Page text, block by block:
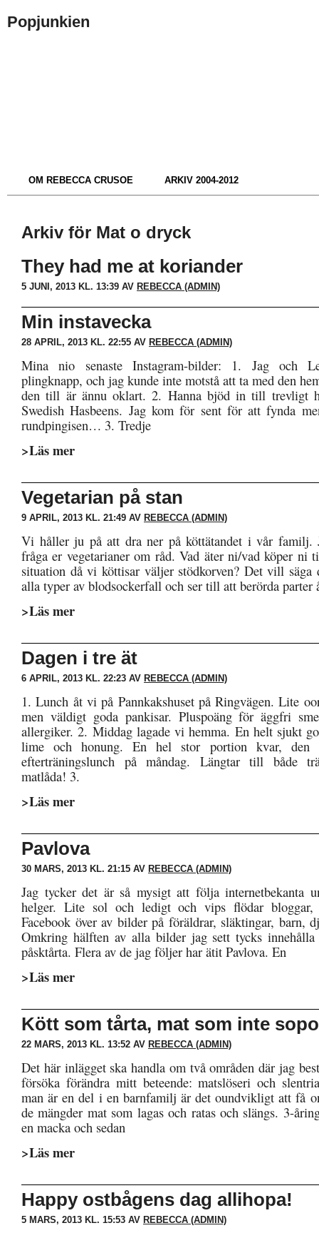
Popjunkien
OM REBECCA CRUSOE ARKIV 2004-2012
Arkiv för Mat o dryck
They had me at koriander
5 JUNI, 2013 KL. 13:39 AV REBECCA (ADMIN)
Min instavecka
28 APRIL, 2013 KL. 22:55 AV REBECCA (ADMIN)
Mina nio senaste Instagram-bilder: 1. Jag och
plingknapp, och jag kunde inte motstå att ta med den
den till är ännu oklart. 2. Hanna bjöd in till trevligt
Swedish Hasbeens. Jag kom för sent för att fynda
rundpingisen… 3. Tredje
>Läs mer
Vegetarian på stan
9 APRIL, 2013 KL. 21:49 AV REBECCA (ADMIN)
Vi håller ju på att dra ner på köttätandet i vår familj.
fråga er vegetarianer om råd. Vad äter ni/vad köper ni
situation då vi köttisar väljer stödkorven? Det vill säga
alla typer av blodsockerfall och ser till att berörda parter
>Läs mer
Dagen i tre ät
6 APRIL, 2013 KL. 22:23 AV REBECCA (ADMIN)
1. Lunch åt vi på Pannkakshuset på Ringvägen. Lite
men väldigt goda pankisar. Pluspoäng för äggfri
allergiker. 2. Middag lagade vi hemma. En helt sjukt
lime och honung. En hel stor portion kvar, den
efterträningslunch på måndag. Längtar till både
matlåda! 3.
>Läs mer
Pavlova
30 MARS, 2013 KL. 21:15 AV REBECCA (ADMIN)
Jag tycker det är så mysigt att följa internetbekanta
helger. Lite sol och ledigt och vips flödar bloggar,
Facebook över av bilder på föräldrar, släktingar, barn,
Omkring hälften av alla bilder jag sett tycks
påsktårta. Flera av de jag följer har ätit Pavlova. En
>Läs mer
Kött som tårta, mat som inte
22 MARS, 2013 KL. 13:52 AV REBECCA (ADMIN)
Det här inlägget ska handla om två områden där jag
försöka förändra mitt beteende: matslöseri och
man är en del i en barnfamilj är det oundvikligt att få
de mängder mat som lagas och ratas och slängs. 3-
en macka och sedan
>Läs mer
Happy ostbågens dag allihopa!
5 MARS, 2013 KL. 15:53 AV REBECCA (ADMIN)